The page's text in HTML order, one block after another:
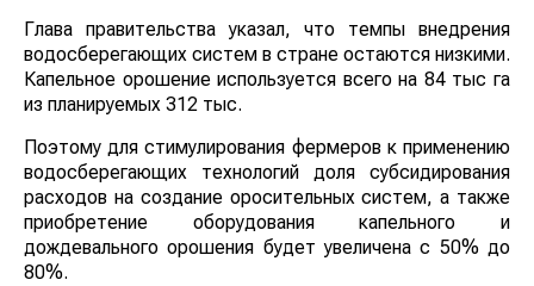
Глава правительства указал, что темпы внедрения
водосберегающих систем в стране остаются низкими.
Капельное орошение используется всего на 84 тыс га
из планируемых 312 тыс.
Поэтому для стимулирования фермеров к применению
водосберегающих технологий доля субсидирования
расходов на создание оросительных систем, а также
приобретение оборудования капельного и
дождевального орошения будет увеличена с 50% до
80%.